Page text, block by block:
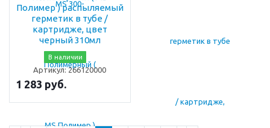
Полимер ) распыляемый
герметик в тубе /
картридже, цвет
черный 310мл
В наличии
Артикул:266120000
1 283 руб.